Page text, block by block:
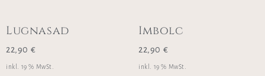
Lugnasad
22,90 €
inkl. 19 % MwSt.
Imbolc
22,90 €
inkl. 19 % MwSt.